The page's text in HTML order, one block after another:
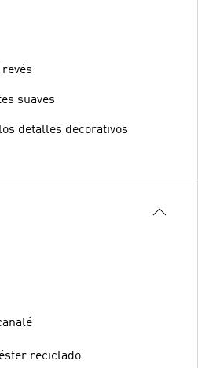
suaves
detalles decorativos
reciclado